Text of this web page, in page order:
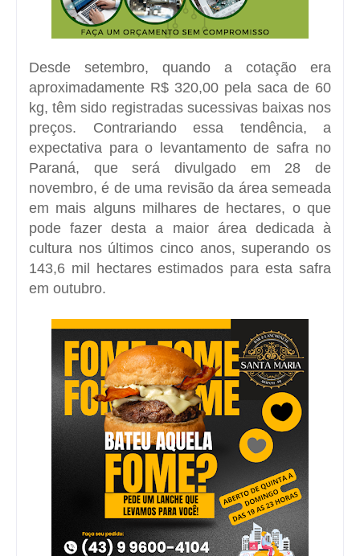
Desde setembro, quando a cotação era
aproximadamente R$ 320,00 pela saca de 60
kg, têm sido registradas sucessivas baixas nos
preços. Contrariando essa tendência, a
expectativa para o levantamento de safra no
Paraná, que será divulgado em 28 de
novembro, é de uma revisão da área semeada
em mais alguns milhares de hectares, o que
pode fazer desta a maior área dedicada à
cultura nos últimos cinco anos, superando os
143,6 mil hectares estimados para esta safra
em outubro.